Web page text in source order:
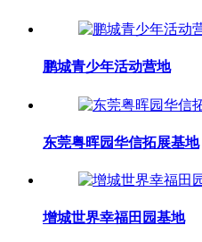
鹏城青少年活动营地
东莞粤晖园华信拓展基地
增城世界幸福田园基地